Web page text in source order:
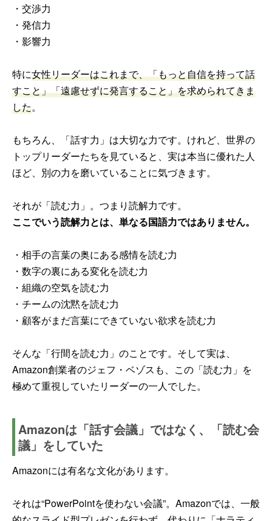
・交渉力
・発信力
・影響力
特に女性リーダーはこれまで、「もっと自信を持って話
すこと」「遠慮せずに発言すること」を求められてきま
した。
もちろん、「話す力」は大切な力です。けれど、世界の
トップリーダーたちを見ていると、実は本当に優れた人
ほど、別の力を磨いていることに気づきます。
それが「読む力」。つまり読解力です。
ここでいう読解力とは、単なる国語力ではありません。
・相手の言葉の奥にある感情を読む力
・数字の裏にある変化を読む力
・組織の空気を読む力
・チームの沈黙を読む力
・顧客がまだ言葉にできていない欲求を読む力
そんな「行間を読む力」のことです。そして実は、
Amazon創業者のジェフ・ベゾスも、この「読む力」を
極めて重視していたリーダーの一人でした。
Amazonは「話す会議」ではなく、「読む会
議」をしていた
Amazonには有名な文化があります。
それは“PowerPointを使わない会議”。Amazonでは、一般